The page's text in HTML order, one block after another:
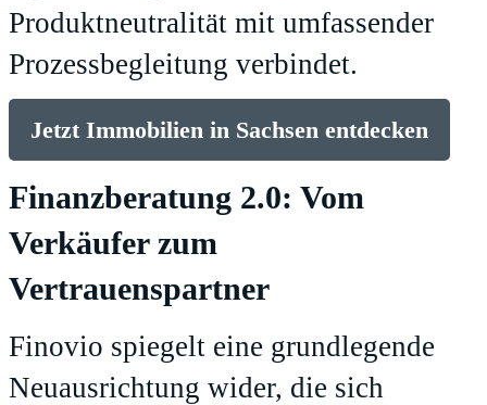
Produktneutralität mit umfassender
Prozessbegleitung verbindet.
Jetzt Immobilien in Sachsen entdecken
Finanzberatung 2.0: Vom
Verkäufer zum
Vertrauenspartner
Finovio spiegelt eine grundlegende
Neuausrichtung wider, die sich